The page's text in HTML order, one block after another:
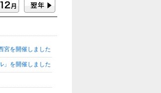
宮を開催しました
」を開催しました